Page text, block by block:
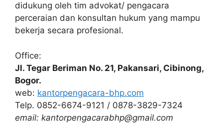
didukung oleh tim advokat/ pengacara
perceraian dan konsultan hukum yang mampu
bekerja secara profesional.
Office:
Jl. Tegar Beriman No. 21, Pakansari, Cibinong,
Bogor.
web: kantorpengacara-bhp.com
Telp. 0852-6674-9121 / 0878-3829-7324
email: kantorpengacarabhp@gmail.com